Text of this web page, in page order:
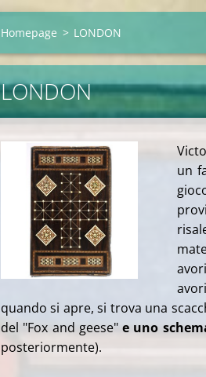
Homepage > LONDON
LONDON
un
quando si apre, si trova una
del "Fox and geese" e uno
posteriormente).